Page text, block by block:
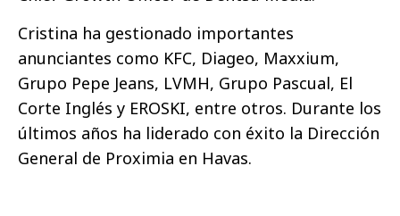
Cristina ha gestionado importantes
anunciantes como KFC, Diageo, Maxxium,
Grupo Pepe Jeans, LVMH, Grupo Pascual, El
Corte Inglés y EROSKI, entre otros. Durante los
últimos años ha liderado con éxito la Dirección
General de Proximia en Havas.